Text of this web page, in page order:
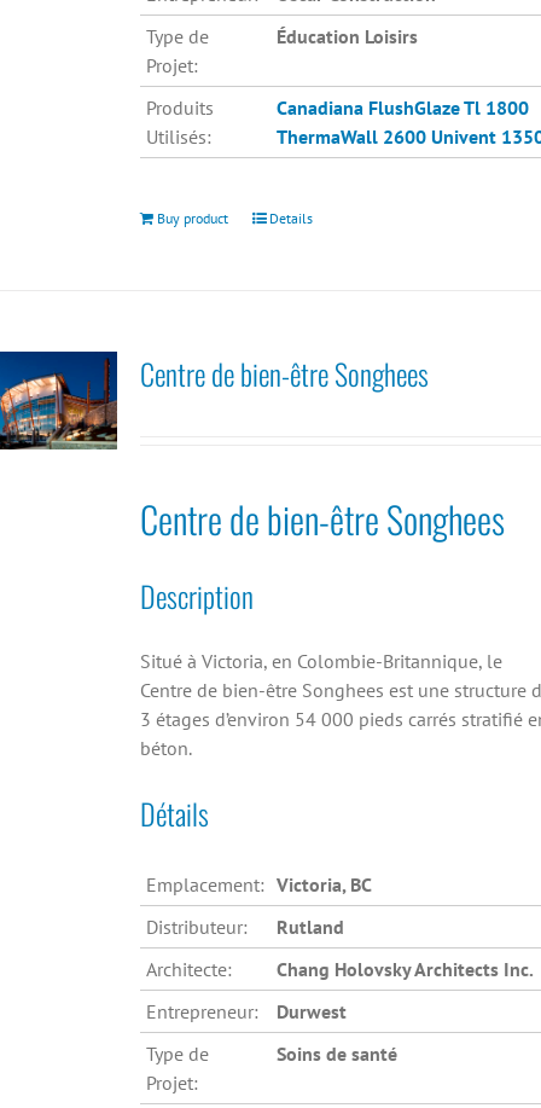
Type de
Projet:
Éducation Loisirs
Produits
Utilisés:
Canadiana FlushGlaze Tl 1800
ThermaWall 2600 Univent
Buy product Details
Centre de bien-être Songhees
Centre de bien-être Songhees
Description
Situé à Victoria, en Colombie-Britannique, le
Centre de bien-être Songhees est une structure
3 étages d’environ 54 000 pieds carrés stratifié
béton.
Détails
Emplacement: Victoria, BC
Distributeur:
Rutland
Architecte:
Chang Holovsky Architects Inc.
Entrepreneur:
Durwest
Type de
Projet:
Soins de santé